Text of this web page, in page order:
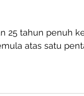
25 tahun penuh
atas satu